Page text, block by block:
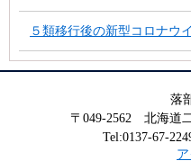
５類移行後の新型コロナウ
落
〒049-2562 北海道
Tel:0137-67-